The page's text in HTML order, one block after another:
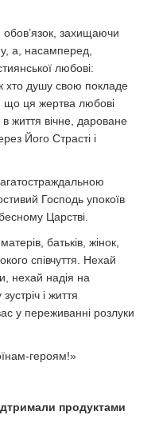
обов’язок, захищаючи
а, насамперед,
любові:
хто душу свою покладе
що ця жертва любові
життя вічне, дароване
Його Страсті і
Господь упокоїв
Царстві.
батьків, жінок,
співчуття. Нехай
нехай надія на
і життя
у переживанні розлуки
героям!»
продуктами